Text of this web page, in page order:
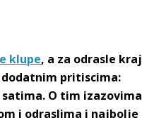
klupe, a za odrasle kraj
dodatnim pritiscima:
O tim izazovima
i odraslima i najbolje